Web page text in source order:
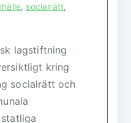
, socialrätt,
lagstiftning
kring
socialrätt och